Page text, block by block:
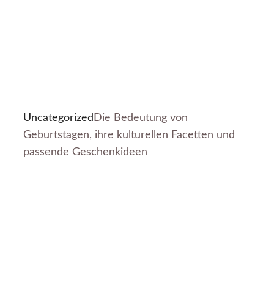
Uncategorized Die Bedeutung von
Geburtstagen, ihre kulturellen Facetten und
passende Geschenkideen